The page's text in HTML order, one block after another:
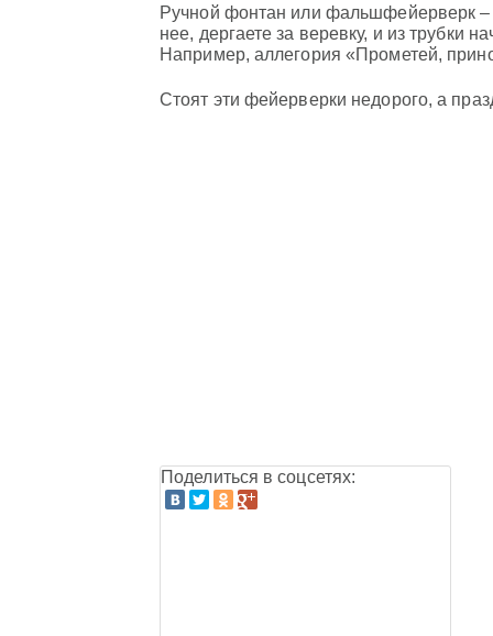
Ручной фонтан или фальшфейерверк –
нее, дергаете за веревку, и из трубки
Например, аллегория «Прометей,
Стоят эти фейерверки недорого, а
Поделиться в соцсетях: